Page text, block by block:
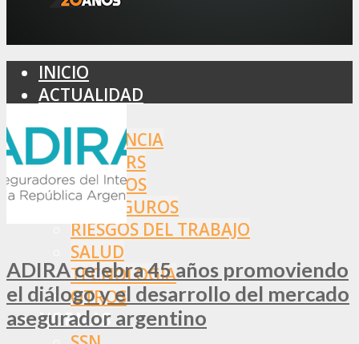
INICIO
ACTUALIDAD
ASISTENCIA
BROKERS
SEGUROS
REASEGUROS
RIESGOS DEL TRABAJO
SALUD
TECNOLOGÍA
OTROS
NORMAS
ADIRA celebra 45 años promoviendo
el diálogo y el desarrollo del mercado
asegurador argentino